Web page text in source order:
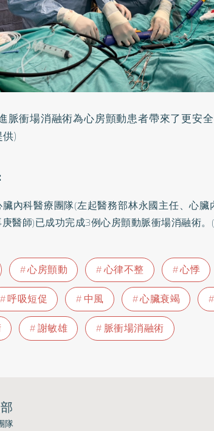
脈衝場消融術為心房顫動患者帶來了更安全
)
內科醫療團隊(左起醫務部林永國主任、心
醫師)已成功完成3例心房顫動脈衝場消融術
心房顫動 心律不整 心悸
呼吸短促 中風 心臟衰竭
謝敏雄 脈衝場消融術
隊